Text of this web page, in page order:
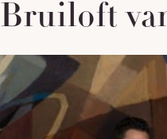
Bruiloft